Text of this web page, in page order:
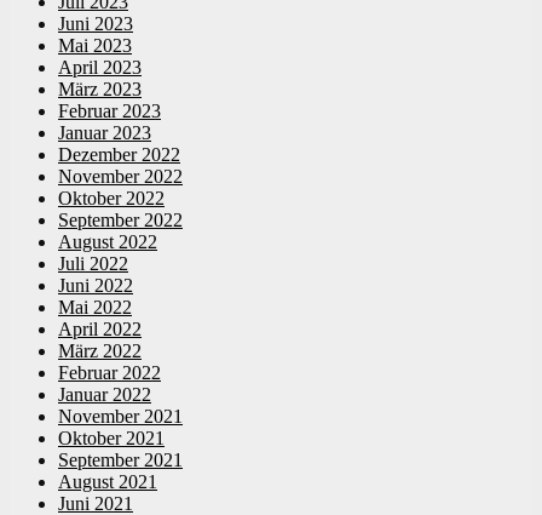
Juni 2023
Mai 2023
April 2023
März 2023
Februar 2023
Januar 2023
Dezember 2022
November 2022
Oktober 2022
September 2022
August 2022
Juli 2022
Juni 2022
Mai 2022
April 2022
März 2022
Februar 2022
Januar 2022
November 2021
Oktober 2021
September 2021
August 2021
Juni 2021